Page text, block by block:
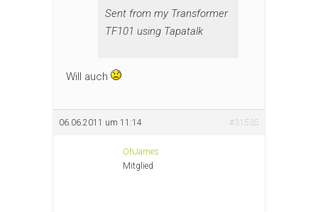
Sent from my Transformer
TF101 using Tapatalk
Will auch
06.06.2011 um 11:14 #31535
OhJames
Mitglied